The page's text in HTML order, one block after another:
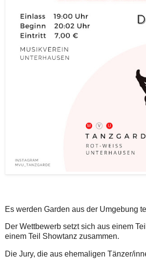
Es werden Garden aus der Umgebung
Der Wettbewerb setzt sich aus einem
einem Teil Showtanz zusammen.
Die Jury, die aus ehemaligen Tänzer/